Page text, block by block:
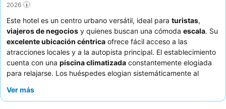
2026
Este hotel es un centro urbano versátil, ideal para turistas,
viajeros de negocios y quienes buscan una cómoda escala. Su
excelente ubicación céntrica ofrece fácil acceso a las
atracciones locales y a la autopista principal. El establecimiento
cuenta con una piscina climatizada constantemente elogiada
para relajarse. Los huéspedes elogian sistemáticamente al
"completo". Para una experiencia más tranquila, los huéspedes
Ver más